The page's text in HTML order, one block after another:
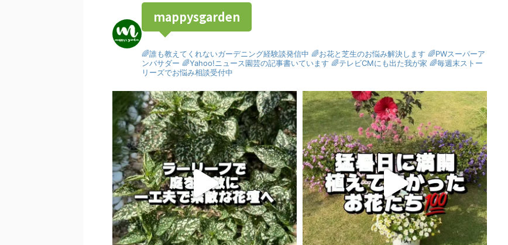
mappysgarden
🌈誰も教えてくれないガーデニング経験談発信中 🌈お花と芝生のお悩み解決します 🌈PWスーパーア
ンバサダー 🌈Yahoo!ニュース園芸の記事書いています 🌈テレビCMにも出た我が家 🌈毎週末ストー
リーズでお悩み相談受付中